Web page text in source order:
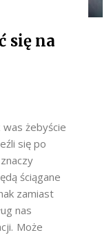
się na
żebyście
się po
ściągane
zamiast
nas
Może